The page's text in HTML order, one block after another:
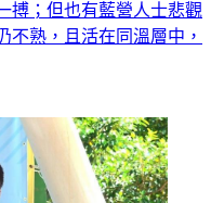
搏；但也有藍營人士悲觀
不熟，且活在同溫層中，